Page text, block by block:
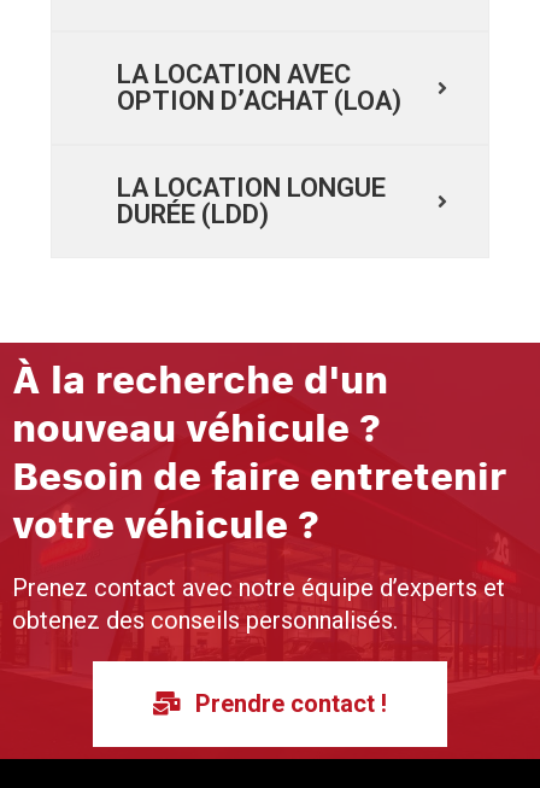
LA LOCATION AVEC
OPTION D’ACHAT (LOA)
LA LOCATION LONGUE
DURÉE (LDD)
À la recherche d'un
nouveau véhicule ?
Besoin de faire entretenir
votre véhicule ?
Prenez contact avec notre équipe d’experts et
obtenez des conseils personnalisés.
Prendre contact !